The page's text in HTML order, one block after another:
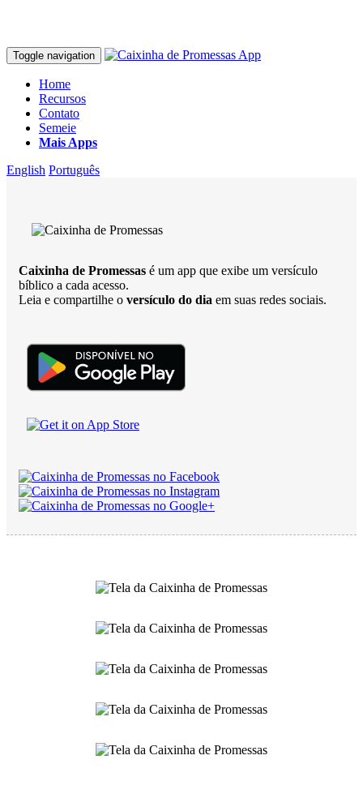
Toggle navigation
Home
Recursos
Contato
Semeie
Mais Apps
English Português
Caixinha de Promessas é um app que exibe um versículo
bíblico a cada acesso.
Leia e compartilhe o versículo do dia em suas redes sociais.